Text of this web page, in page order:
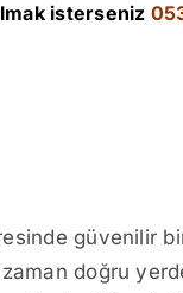
isterseniz
güvenilir
doğru